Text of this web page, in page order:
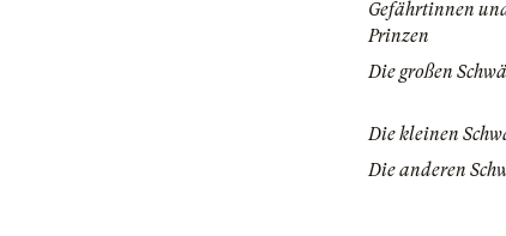
Gefährtinnen
Prinzen
Die großen
Die kleinen
Die anderen